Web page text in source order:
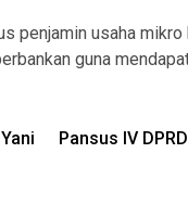
penjamin usaha
guna
Pansus IV